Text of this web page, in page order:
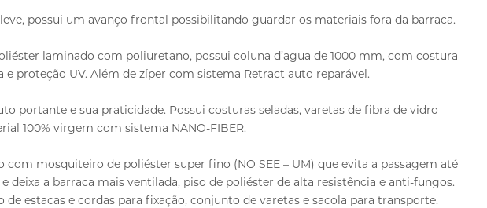
possui um avanço frontal possibilitando guardar os materiais fora da barraca.
laminado com poliuretano, possui coluna d’agua de 1000 mm, com costura
e proteção UV. Além de zíper com sistema Retract auto reparável.
portante e sua praticidade. Possui costuras seladas, varetas de fibra de vidro
100% virgem com sistema NANO-FIBER.
mosquiteiro de poliéster super fino (NO SEE – UM) que evita a passagem até
deixa a barraca mais ventilada, piso de poliéster de alta resistência e anti-fungos.
estacas e cordas para fixação, conjunto de varetas e sacola para transporte.